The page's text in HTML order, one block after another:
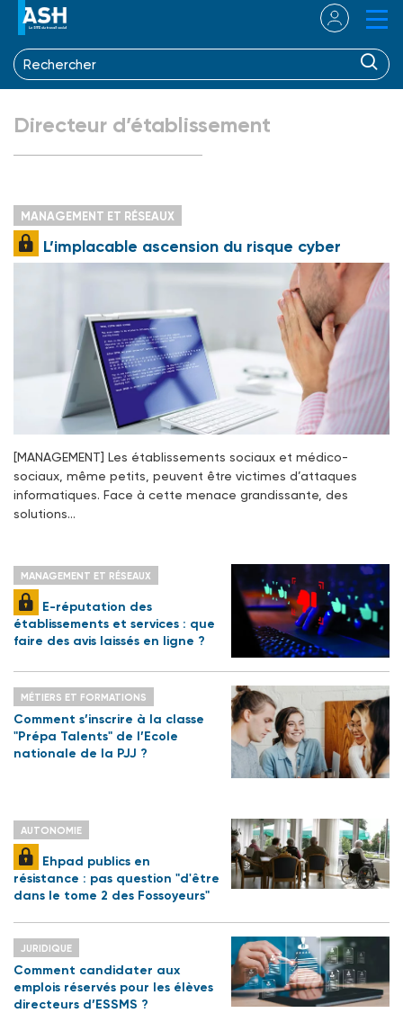
Directeur d’établissement
MANAGEMENT ET RÉSEAUX
L’implacable ascension du risque cyber
[MANAGEMENT] Les établissements sociaux et médico-
sociaux, même petits, peuvent être victimes d’attaques
informatiques. Face à cette menace grandissante, des
solutions…
MANAGEMENT ET RÉSEAUX
E-réputation des
établissements et services : que
faire des avis laissés en ligne ?
MÉTIERS ET FORMATIONS
Comment s’inscrire à la classe
"Prépa Talents" de l’Ecole
nationale de la PJJ ?
AUTONOMIE
Ehpad publics en
résistance : pas question "d'être
dans le tome 2 des Fossoyeurs"
JURIDIQUE
Comment candidater aux
emplois réservés pour les élèves
directeurs d’ESSMS ?